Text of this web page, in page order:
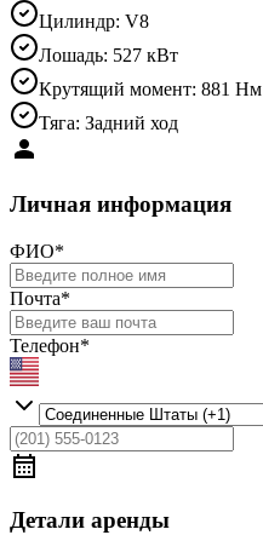
Цилиндр: V8
Лошадь: 527 кВт
Крутящий момент: 881 Нм
Тяга: Задний ход
Личная информация
ФИО*
Почта*
Телефон*
Детали аренды